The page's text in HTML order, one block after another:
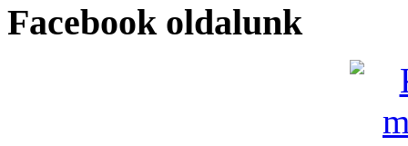
Facebook oldalunk